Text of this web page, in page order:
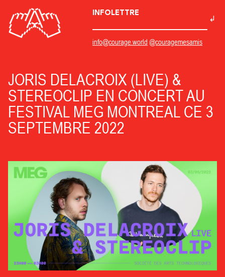
INFOLETTRE
info@courage.world @couragemesamis
JORIS DELACROIX (LIVE) &
STEREOCLIP EN CONCERT AU
FESTIVAL MEG MONTREAL CE 3
SEPTEMBRE 2022